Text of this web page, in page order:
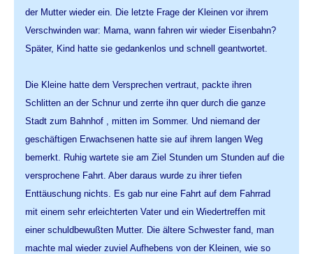
der Mutter wieder ein. Die letzte Frage der Kleinen vor ihrem
Verschwinden war: Mama, wann fahren wir wieder Eisenbahn?
Später, Kind hatte sie gedankenlos und schnell geantwortet.
Die Kleine hatte dem Versprechen vertraut, packte ihren
Schlitten an der Schnur und zerrte ihn quer durch die ganze
Stadt zum Bahnhof , mitten im Sommer. Und niemand der
geschäftigen Erwachsenen hatte sie auf ihrem langen Weg
bemerkt. Ruhig wartete sie am Ziel Stunden um Stunden auf die
versprochene Fahrt. Aber daraus wurde zu ihrer tiefen
Enttäuschung nichts. Es gab nur eine Fahrt auf dem Fahrrad
mit einem sehr erleichterten Vater und ein Wiedertreffen mit
einer schuldbewußten Mutter. Die ältere Schwester fand, man
machte mal wieder zuviel Aufhebens von der Kleinen, wie so